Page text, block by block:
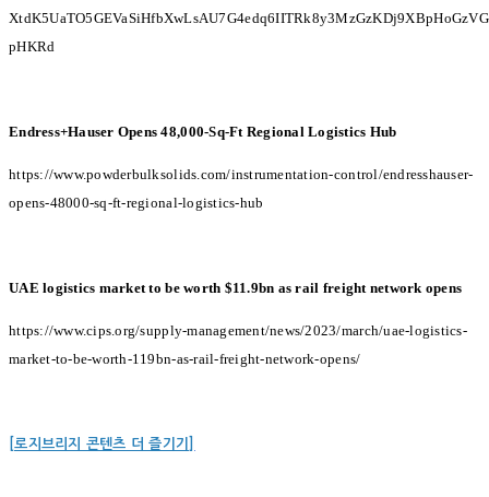
pHKRd
Endress+Hauser Opens 48,000-Sq-Ft Regional Logistics Hub
https://www.powderbulksolids.com/instrumentation-control/endresshauser-
opens-48000-sq-ft-regional-logistics-hub
UAE logistics market to be worth $11.9bn as rail freight network opens
https://www.cips.org/supply-management/news/2023/march/uae-logistics-
market-to-be-worth-119bn-as-rail-freight-network-opens/
[로지브리지 콘텐츠 더 즐기기]